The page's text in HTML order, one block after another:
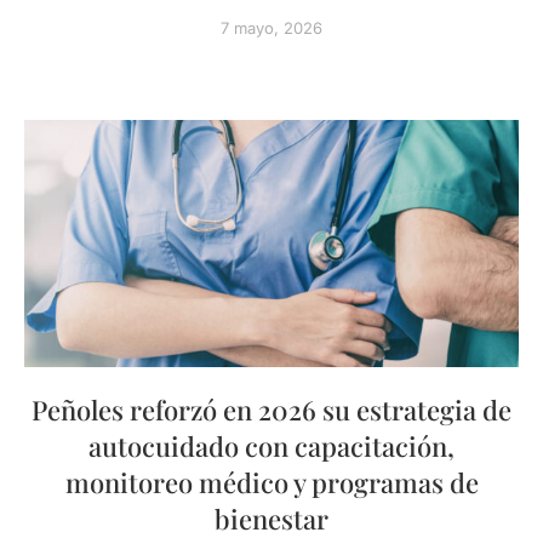
7 mayo, 2026
Peñoles reforzó en 2026 su estrategia de
autocuidado con capacitación,
monitoreo médico y programas de
bienestar